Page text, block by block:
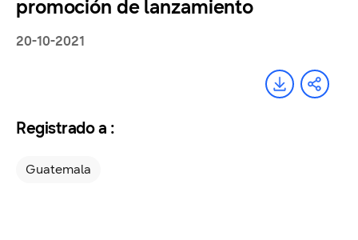
promoción de lanzamiento
20-10-2021
Registrado a :
Guatemala